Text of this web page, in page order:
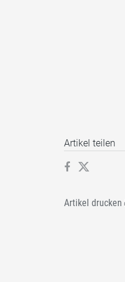
Artikel teilen
Artikel drucken